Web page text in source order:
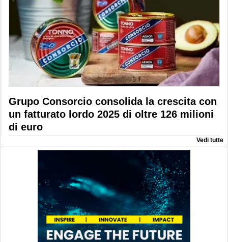
Grupo Consorcio consolida la crescita con
un fatturato lordo 2025 di oltre 126 milioni
di euro
Vedi tutte